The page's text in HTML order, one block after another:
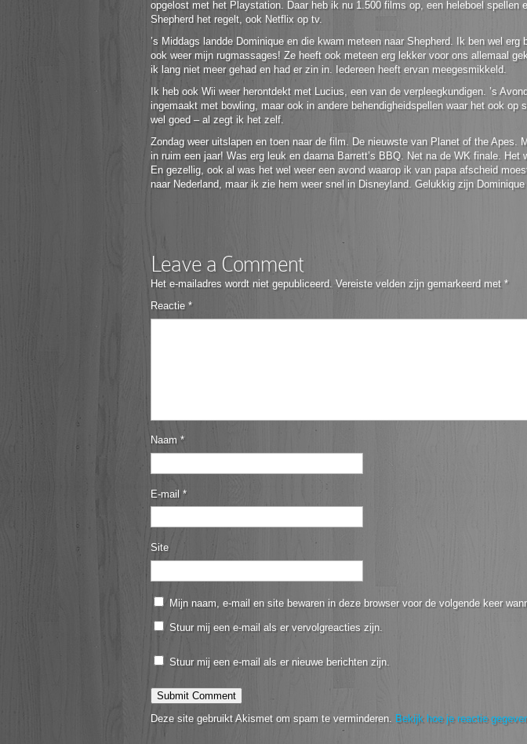
opgelost met het Playstation. Daar heb ik nu 1.500 films op, een heleboel spellen
Shepherd het regelt, ook Netflix op tv.
’s Middags landde Dominique en die kwam meteen naar Shepherd. Ik ben wel
ook weer mijn rugmassages! Ze heeft ook meteen erg lekker voor ons allemaal
ik lang niet meer gehad en had er zin in. Iedereen heeft ervan meegesmikkeld.
Ik heb ook Wii weer herontdekt met Lucius, een van de verpleegkundigen. ’s
ingemaakt met bowling, maar ook in andere behendigheidspellen waar het ook op
wel goed – al zegt ik het zelf.
Zondag weer uitslapen en toen naar de film. De nieuwste van Planet of the Apes.
in ruim een jaar! Was erg leuk en daarna Barrett’s BBQ. Net na de WK finale. Het
En gezellig, ook al was het wel weer een avond waarop ik van papa afscheid
naar Nederland, maar ik zie hem weer snel in Disneyland. Gelukkig zijn Dominique
Leave a Comment
Het e-mailadres wordt niet gepubliceerd. Vereiste velden zijn gemarkeerd met *
Reactie *
Naam *
E-mail *
Site
Mijn naam, e-mail en site bewaren in deze browser voor de volgende keer
Stuur mij een e-mail als er vervolgreacties zijn.
Stuur mij een e-mail als er nieuwe berichten zijn.
Deze site gebruikt Akismet om spam te verminderen. Bekijk hoe je reactie